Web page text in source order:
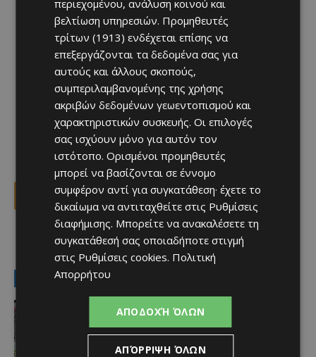
Facebook X Viber
πολιτιστικα
LATEST NEWS
Η αφιέρωση του Ντε Πολ στον Μέσι,
για τον χαμό του πατέρα του…
(ΒΙΝΤΕΟ)
περιεχομένου, ανάλυση κοινού και
βελτίωση υπηρεσιών. Προμηθευτές
τρίτων (1913) ενδέχεται επίσης να
επεξεργάζονται τα δεδομένα σας για
αυτούς και άλλους σκοπούς,
συμπεριλαμβανομένης της χρήσης
ακριβών δεδομένων γεωεντοπισμού και
χαρακτηριστικών συσκευής. Οι επιλογές
σας ισχύουν μόνο για αυτόν τον
ιστότοπο. Ορισμένοι προμηθευτές
μπορεί να βασίζονται σε έννομο
συμφέρον αντί για συγκατάθεση· έχετε το
δικαίωμα να αντιταχθείτε στις Ρυθμίσεις
διαφήμισης. Μπορείτε να ανακαλέσετε τη
συγκατάθεσή σας οποιαδήποτε στιγμή
στις Ρυθμίσεις cookies. Πολιτική
Απορρήτου
ΑΠΟΔΟΧΉ ΌΛΩΝ
ΑΠΌΡΡΙΨΗ ΌΛΩΝ